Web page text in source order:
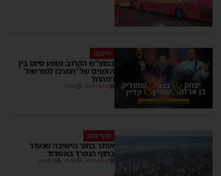
היכונו
במוצ”ש הקרוב: מופע סיום בין
הזמנים של 'המרכז למורשת'
ו'מהות'
מנחם דויטש 11:01
סוף טוב
אותר בחור הישיבה שנעדר
בחוף הנפרד באשדוד
מנחם דויטש 22:08 3 תגובות